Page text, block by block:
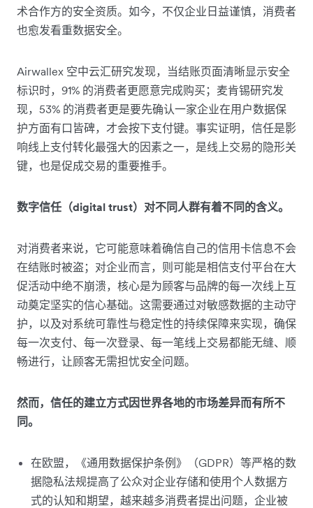
术合作方的安全资质。如今，不仅企业日益谨慎，消费者
也愈发看重数据安全。
Airwallex 空中云汇研究发现，当结账页面清晰显示安全
标识时，91% 的消费者更愿意完成购买；麦肯锡研究发
现，53% 的消费者更是要先确认一家企业在用户数据保
护方面有口皆碑，才会按下支付键。事实证明，信任是影
响线上支付转化最强大的因素之一，是线上交易的隐形关
键，也是促成交易的重要推手。
数字信任（digital trust）对不同人群有着不同的含义。
对消费者来说，它可能意味着确信自己的信用卡信息不会
在结账时被盗；对企业而言，则可能是相信支付平台在大
促活动中绝不崩溃，核心是为顾客与品牌的每一次线上互
动奠定坚实的信心基础。这需要通过对敏感数据的主动守
护，以及对系统可靠性与稳定性的持续保障来实现，确保
每一次支付、每一次登录、每一笔线上交易都能无缝、顺
畅进行，让顾客无需担忧安全问题。
然而，信任的建立方式因世界各地的市场差异而有所不
同。
在欧盟，《通用数据保护条例》（GDPR）等严格的数
据隐私法规提高了公众对企业存储和使用个人数据方
式的认知和期望，越来越多消费者提出问题，企业被